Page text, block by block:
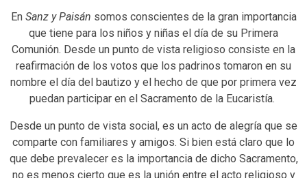
En Sanz y Paisán somos conscientes de la gran importancia
que tiene para los niños y niñas el día de su Primera
Comunión. Desde un punto de vista religioso consiste en la
reafirmación de los votos que los padrinos tomaron en su
nombre el día del bautizo y el hecho de que por primera vez
puedan participar en el Sacramento de la Eucaristía.
Desde un punto de vista social, es un acto de alegría que se
comparte con familiares y amigos. Si bien está claro que lo
que debe prevalecer es la importancia de dicho Sacramento,
no es menos cierto que es la unión entre el acto religioso y